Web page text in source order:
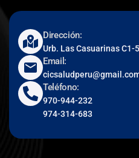
Dirección:
Urb. Las Casuarinas C1-
Email:
Teléfono:
970-944-232
974-314-683